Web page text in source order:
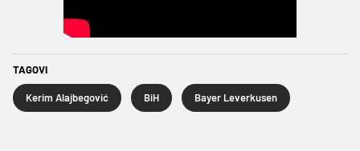
TAGOVI
Kerim Alajbegović BiH Bayer Leverkusen